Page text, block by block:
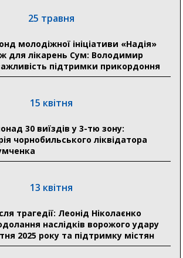
родинам 20 полеглих Героїв
громадянина міста Суми»
30 липня
лікарня Святого Пантелеймона
долучився до обговорення Плану
з Прем’єр-міністром
співпрацю: Суми
станцій для Пунктів обігріву
29 липня
25 травня
молодіжної ініціативи «Надія»
для лікарень Сум: Володимир
підтримки прикордоння
15 квітня
30 виїздів у 3-тю зону:
чорнобильського ліквідатора
13 квітня
трагедії: Леонід Ніколаєнко
наслідків ворожого удару
2025 року та підтримку містян